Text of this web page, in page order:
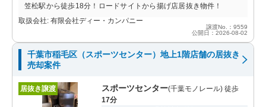
笠松駅から徒歩18分！ロードサイトから揚げ店居抜き物件！
取扱会社: 有限会社ディー・カンパニー
譲渡No.：9559
公開日：2026-08-02
千葉市稲毛区（スポーツセンター）地上1階店舗の居抜き
売却案件
居抜き譲渡 スポーツセンター(千葉モノレール) 徒歩
17分